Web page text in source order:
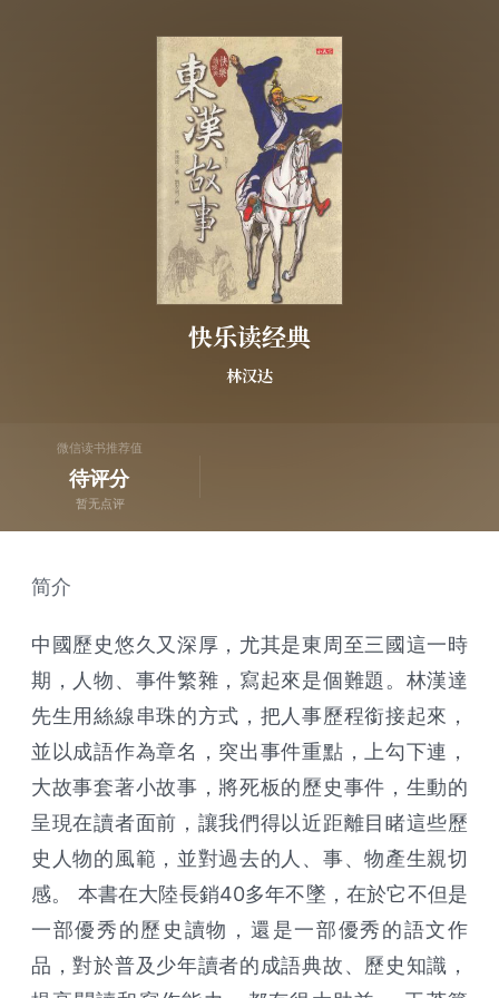
快乐读经典
林汉达
微信读书推荐值
待评分
暂无点评
简介
中國歷史悠久又深厚，尤其是東周至三國這一時
期，人物、事件繁雜，寫起來是個難題。林漢達
先生用絲線串珠的方式，把人事歷程銜接起來，
並以成語作為章名，突出事件重點，上勾下連，
大故事套著小故事，將死板的歷史事件，生動的
呈現在讀者面前，讓我們得以近距離目睹這些歷
史人物的風範，並對過去的人、事、物產生親切
感。 本書在大陸長銷40多年不墜，在於它不但是
一部優秀的歷史讀物，還是一部優秀的語文作
品，對於普及少年讀者的成語典故、歷史知識，